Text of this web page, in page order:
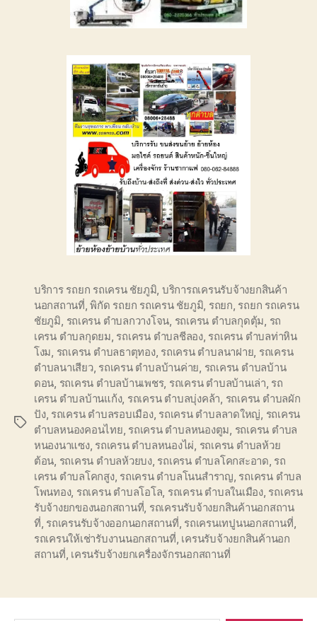
Tags
บริการ รถยก รถเครน ชัยภูมิ, บริการถเครนรับจ้างยกสินค้า
นอกสถานที่,พิกัด รถยก รถเครน ชัยภูมิ, รถยก, รถยก รถเครน
ชัยภูมิ, รถเครน ตำบลกวางโจน, รถเครน ตำบลกุดตุ้ม, รถ
เครน ตำบลกุดยม, รถเครน ตำบลชีลอง, รถเครน ตำบลท่าหิน
โงม, รถเครน ตำบลธาตุทอง, รถเครน ตำบลนาฝาย, รถเครน
ตำบลนาเสียว, รถเครน ตำบลบ้านค่าย, รถเครน ตำบลบ้าน
ดอน, รถเครน ตำบลบ้านเพชร, รถเครน ตำบลบ้านเล่า, รถ
เครน ตำบลบ้านแก้ง, รถเครน ตำบลบุ่งคล้า, รถเครน ตำบลผัก
ปัง, รถเครน ตำบลรอบเมือง, รถเครน ตำบลลาดใหญ่, รถเครน
ตำบลหนองคอนไทย, รถเครน ตำบลหนองตูม, รถเครน ตำบล
หนองนาแซง, รถเครน ตำบลหนองไผ่, รถเครน ตำบลห้วย
ต้อน, รถเครน ตำบลห้วยบง, รถเครน ตำบลโคกสะอาด, รถ
เครน ตำบลโคกสูง, รถเครน ตำบลโนนสำราญ, รถเครน ตำบล
โพนทอง, รถเครน ตำบลโอโล, รถเครน ตำบลในเมือง, รถเครน
รับจ้างยกของนอกสถานที่, รถเครนรับจ้างยกสินค้านอกสถาน
ที่, รถเครนรับจ้างออกนอกสถานที่, รถเครนเทปูนนอกสถานที่,
รถเครนให้เช่ารับงานนอกสถานที่, เครนรับจ้างยกสินค้านอก
สถานที่, เครนรับจ้างยกเครื่องจักรนอกสถานที่